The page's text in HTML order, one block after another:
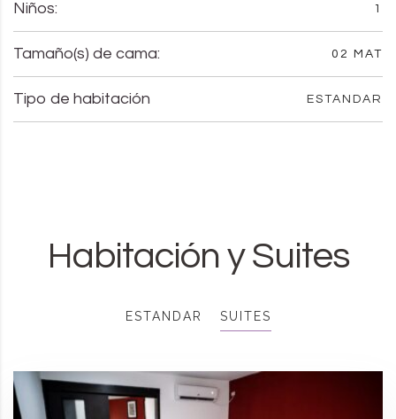
Niños: 1
Tamaño(s) de cama: 02 MAT
Tipo de habitación ESTANDAR
Habitación y Suites
ESTANDAR SUITES